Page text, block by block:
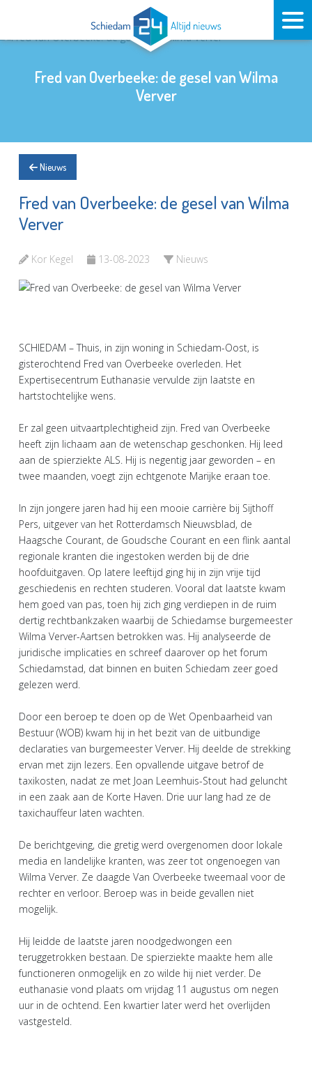
Fred van Overbeeke: de gesel van Wilma
Verver
Nieuws
Fred van Overbeeke: de gesel van Wilma
Verver
Kor Kegel 13-08-2023 Nieuws
SCHIEDAM – Thuis, in zijn woning in Schiedam-Oost, is
gisterochtend Fred van Overbeeke overleden. Het
Expertisecentrum Euthanasie vervulde zijn laatste en
hartstochtelijke wens.
Er zal geen uitvaartplechtigheid zijn. Fred van Overbeeke
heeft zijn lichaam aan de wetenschap geschonken. Hij leed
aan de spierziekte ALS. Hij is negentig jaar geworden – en
twee maanden, voegt zijn echtgenote Marijke eraan toe.
In zijn jongere jaren had hij een mooie carrière bij Sijthoff
Pers, uitgever van het Rotterdamsch Nieuwsblad, de
Haagsche Courant, de Goudsche Courant en een flink aantal
regionale kranten die ingestoken werden bij de drie
hoofduitgaven. Op latere leeftijd ging hij in zijn vrije tijd
geschiedenis en rechten studeren. Vooral dat laatste kwam
hem goed van pas, toen hij zich ging verdiepen in de ruim
dertig rechtbankzaken waarbij de Schiedamse burgemeester
Wilma Verver-Aartsen betrokken was. Hij analyseerde de
juridische implicaties en schreef daarover op het forum
Schiedamstad, dat binnen en buiten Schiedam zeer goed
gelezen werd.
Door een beroep te doen op de Wet Openbaarheid van
Bestuur (WOB) kwam hij in het bezit van de uitbundige
declaraties van burgemeester Verver. Hij deelde de strekking
ervan met zijn lezers. Een opvallende uitgave betrof de
taxikosten, nadat ze met Joan Leemhuis-Stout had geluncht
in een zaak aan de Korte Haven. Drie uur lang had ze de
taxichauffeur laten wachten.
De berichtgeving, die gretig werd overgenomen door lokale
media en landelijke kranten, was zeer tot ongenoegen van
Wilma Verver. Ze daagde Van Overbeeke tweemaal voor de
rechter en verloor. Beroep was in beide gevallen niet
mogelijk.
Hij leidde de laatste jaren noodgedwongen een
teruggetrokken bestaan. De spierziekte maakte hem alle
functioneren onmogelijk en zo wilde hij niet verder. De
euthanasie vond plaats om vrijdag 11 augustus om negen
uur in de ochtend. Een kwartier later werd het overlijden
vastgesteld.